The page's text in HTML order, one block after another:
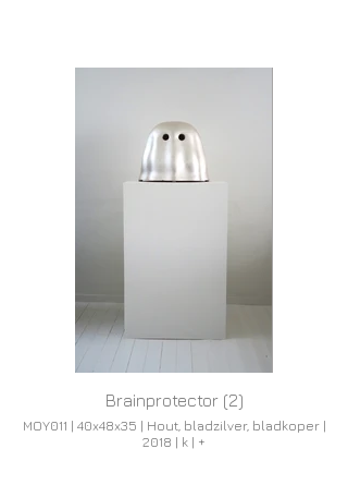
Brainprotector (2)
MOY011 | 40x48x35 | Hout, bladzilver, bladkoper |
2018 | k | +